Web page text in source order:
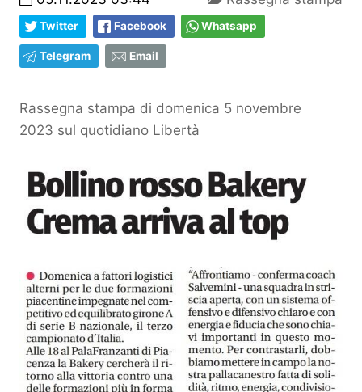
Twitter Facebook Whatsapp
Telegram Email
Rassegna stampa di domenica 5 novembre
2023 sul quotidiano Libertà